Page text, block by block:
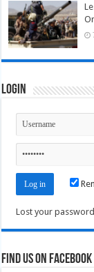
Login
Lost your
Find us on Facebook